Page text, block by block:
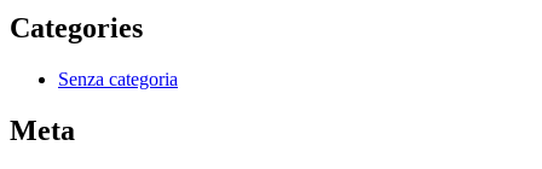
Categories
Senza categoria
Meta